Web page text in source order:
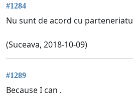
#1284
Nu sunt de acord cu
(Suceava, 2018-10-09)
#1289
Because I can .